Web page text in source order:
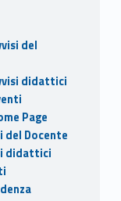
del
didattici
Page
del Docente
didattici